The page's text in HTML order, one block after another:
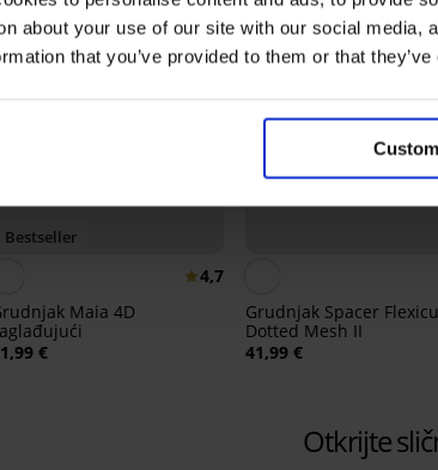
about your use of our site with our social
that you’ve provided to them or that
Bestseller
4,7
Maia 4D
€
Grudnjak Spacer
Dotted Mesh II
41,99 €
Otkrijte